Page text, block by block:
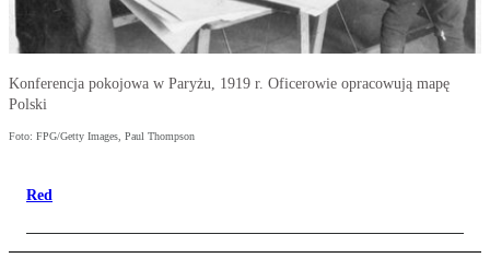
Konferencja pokojowa w Paryżu, 1919 r. Oficerowie opracowują mapę
Polski
Foto: FPG/Getty Images, Paul Thompson
Red